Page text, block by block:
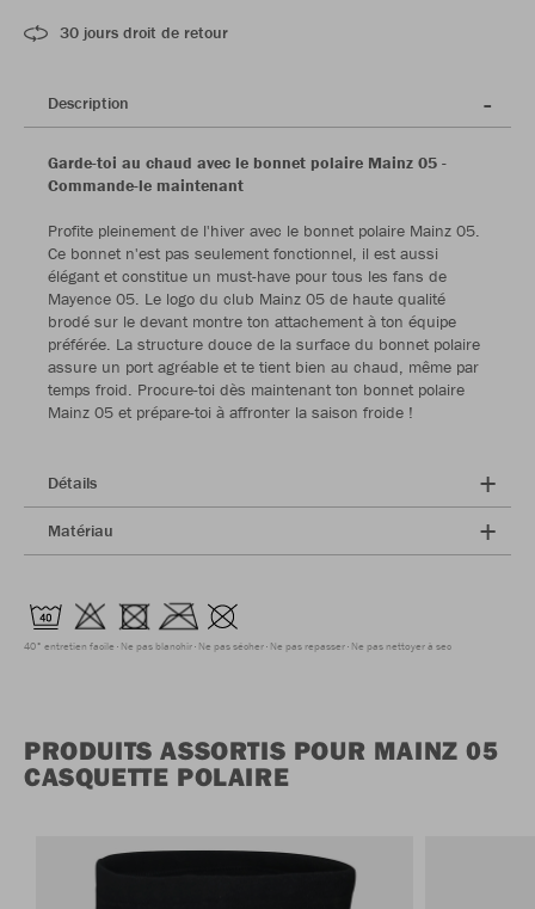
30 jours droit de retour
Description
Garde-toi au chaud avec le bonnet polaire Mainz 05 -
Commande-le maintenant
Profite pleinement de l'hiver avec le bonnet polaire Mainz 05.
Ce bonnet n'est pas seulement fonctionnel, il est aussi
élégant et constitue un must-have pour tous les fans de
Mayence 05. Le logo du club Mainz 05 de haute qualité
brodé sur le devant montre ton attachement à ton équipe
préférée. La structure douce de la surface du bonnet polaire
assure un port agréable et te tient bien au chaud, même par
temps froid. Procure-toi dès maintenant ton bonnet polaire
Mainz 05 et prépare-toi à affronter la saison froide !
Détails
Matériau
40° entretien facile Ne pas blanchir Ne pas sécher Ne pas repasser Ne pas nettoyer à sec
PRODUITS ASSORTIS POUR MAINZ 05
CASQUETTE POLAIRE